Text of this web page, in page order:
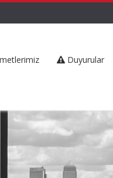
Duyurular